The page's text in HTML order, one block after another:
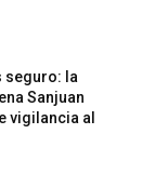
seguro: la
Sanjuan
vigilancia al